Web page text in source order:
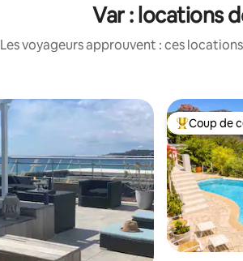
Var : locations
Les voyageurs approuvent : ces
Coups de
Coup de